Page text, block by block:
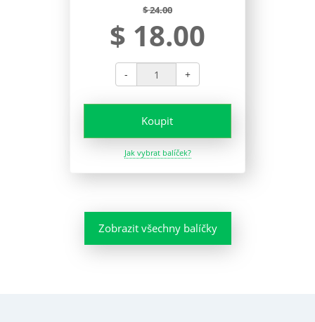
$ 24.00
$ 18.00
- +
Koupit
Jak vybrat balíček?
Zobrazit všechny balíčky